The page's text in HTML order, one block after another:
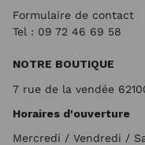
Formulaire de contact
Tel : 09 72 46 69 58
NOTRE BOUTIQUE
7 rue de la vendée
Horaires d'ouverture
Mercredi / Vendredi /